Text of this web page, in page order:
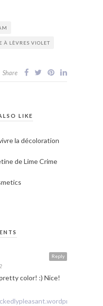
À LÈVRES VIOLET
Share
LIKE
la décoloration
de Lime Crime
Reply
color! :) Nice!